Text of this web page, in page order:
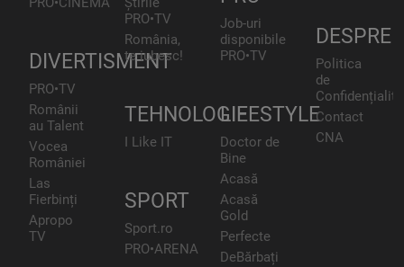
DIVERTISMENT
PRO•TV
Românii
au Talent
Vocea
României
Las
Fierbinți
Apropo
TV
PRO•TV
România,
te iubesc!
TEHNOLOGIE
I Like IT
SPORT
Sport.ro
PRO•ARENA
Job-uri
disponibile
PRO•TV
LIFESTYLE
Doctor de
Bine
Acasă
Acasă
Gold
Perfecte
DeBărbați
DESPRE
Politica
de
Contact
CNA